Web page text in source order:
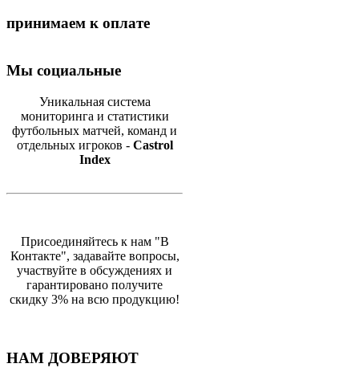
принимаем к оплате
Мы социальные
Уникальная система
мониторинга и статистики
футбольных матчей, команд и
отдельных игроков - Castrol
Index
Присоединяйтесь к нам "В
Контакте", задавайте вопросы,
участвуйте в обсуждениях и
гарантировано получите
скидку 3% на всю продукцию!
НАМ ДОВЕРЯЮТ